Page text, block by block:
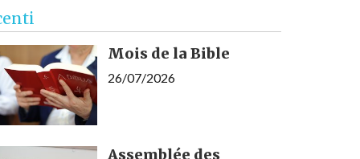
Mois de la Bible
26/07/2026
Assemblée des